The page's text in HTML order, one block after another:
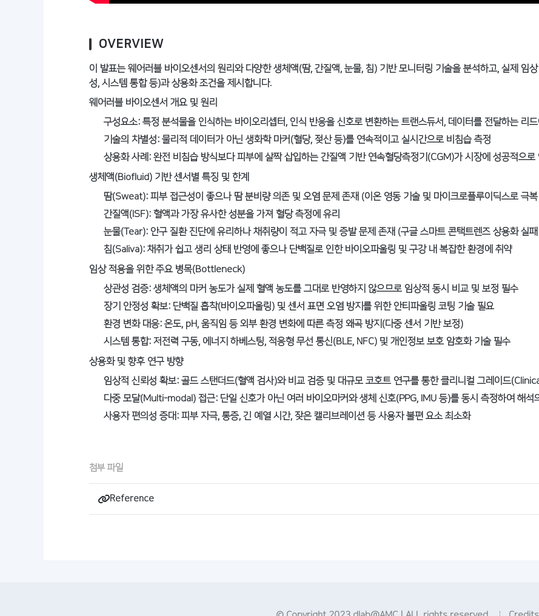
OVERVIEW
이 발표는 웨어러블 바이오센서의 원리와 다양한 생체액(땀, 간질액, 눈물, 침) 기반 모니터링 기술을 분석하고, 실제 임
성, 시스템 통합 등)과 상용화 조건을 제시합니다.
웨어러블 바이오센서 개요 및 원리
구성요소: 특정 분석물을 인식하는 바이오리셉터, 인식 반응을 신호로 변환하는 트랜스듀서, 데이터를 전달하는 리
기술의 차별성: 물리적 데이터가 아닌 생화학 마커(혈당, 젖산 등)를 연속적이고 실시간으로 비침습 측정
상용화 사례: 완전 비침습 방식보다 피부에 살짝 삽입하는 간질액 기반 연속혈당측정기(CGM)가 시장에 성공적으로
생체액(Biofluid) 기반 센서별 특징 및 한계
땀(Sweat): 피부 접근성이 좋으나 땀 분비량 의존 및 오염 문제 존재 (이온 영동 기술 및 마이크로플루이딕스로 극
간질액(ISF): 혈액과 가장 유사한 성분을 가져 혈당 측정에 유리
눈물(Tear): 안구 질환 진단에 유리하나 채취량이 적고 자극 및 증발 문제 존재 (구글 스마트 콘택트렌즈 상용화 실
침(Saliva): 채취가 쉽고 생리 상태 반영에 좋으나 단백질로 인한 바이오파울링 및 구강 내 복잡한 환경에 취약
임상 적용을 위한 주요 병목(Bottleneck)
상관성 검증: 생체액의 마커 농도가 실제 혈액 농도를 그대로 반영하지 않으므로 임상적 동시 비교 및 보정 필수
장기 안정성 확보: 단백질 흡착(바이오파울링) 및 센서 표면 오염 방지를 위한 안티파울링 코팅 기술 필요
환경 변화 대응: 온도, pH, 움직임 등 외부 환경 변화에 따른 측정 왜곡 방지(다중 센서 기반 보정)
시스템 통합: 저전력 구동, 에너지 하베스팅, 적응형 무선 통신(BLE, NFC) 및 개인정보 보호 암호화 기술 필수
상용화 및 향후 연구 방향
임상적 신뢰성 확보: 골드 스탠더드(혈액 검사)와 비교 검증 및 대규모 코호트 연구를 통한 클리니컬 그레이드
다중 모달(Multi-modal) 접근: 단일 신호가 아닌 여러 바이오마커와 생체 신호(PPG, IMU 등)를 동시 측정하여 해석
사용자 편의성 증대: 피부 자극, 통증, 긴 예열 시간, 잦은 캘리브레이션 등 사용자 불편 요소 최소화
첨부 파일
Reference